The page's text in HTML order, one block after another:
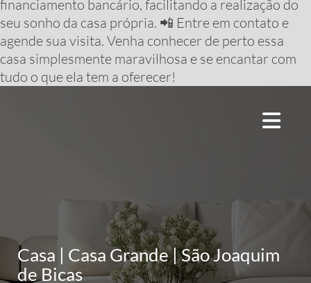
financiamento bancário, facilitando a realização do
seu sonho da casa própria. 📲 Entre em contato e
agende sua visita. Venha conhecer de perto essa
casa simplesmente maravilhosa e se encantar com
tudo o que ela tem a oferecer!
Casa | Casa Grande | São Joaquim
de Bicas